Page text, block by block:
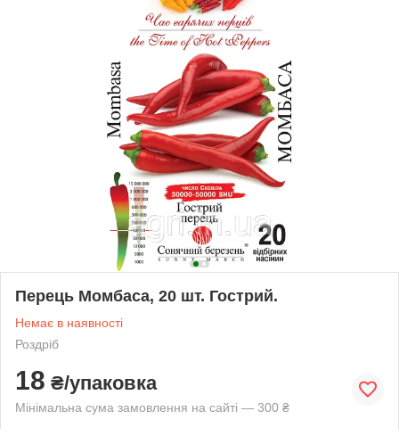
Перець Момбаса, 20 шт. Гострий.
Немає в наявності
Роздріб
18 ₴/упаковка
Мінімальна сума замовлення на сайті — 300 ₴